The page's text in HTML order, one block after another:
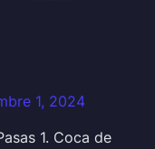
1, 2024
1. Coca de